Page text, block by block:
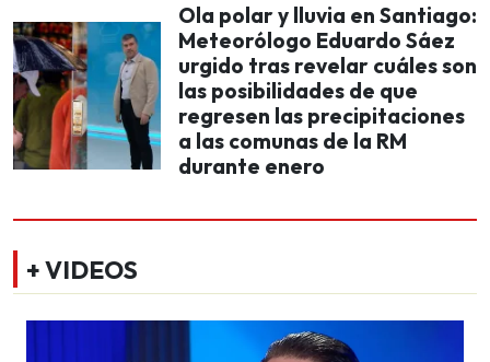
Ola polar y lluvia en Santiago:
Meteorólogo Eduardo Sáez
urgido tras revelar cuáles son
las posibilidades de que
regresen las precipitaciones
a las comunas de la RM
durante enero
+ VIDEOS